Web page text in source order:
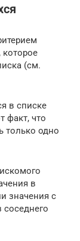
которое
(см.
в списке
факт, что
только одно
в
значения с